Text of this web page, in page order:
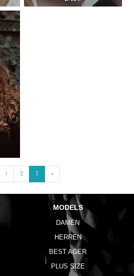
2 3 »
MODELS
DAMEN
HERREN
BEST AGER
PLUS SIZE